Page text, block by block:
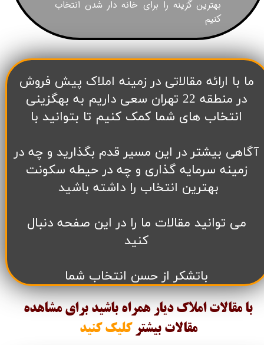
بهترین گزینه را برای خانه دار شدن انتخاب
کنیم
​ما با ارائه مقالاتی در زمینه املاک پیش فروش
در منطقه 22 تهران سعی داریم به بهگزینی
انتخاب های شما کمک کنیم تا بتوانید با
آگاهی بیشتر در این مسیر قدم بگذارید و چه در
زمینه سرمایه گذاری و چه در حیطه سکونت
بهترین انتخاب را داشته باشید
می توانید مقالات ما را در این صفحه دنبال
کنید
باتشکر از حسن انتخاب شما
با مقالات املاک دیار همراه باشید برای مشاهده
مقالات بیشتر کلیک کنید